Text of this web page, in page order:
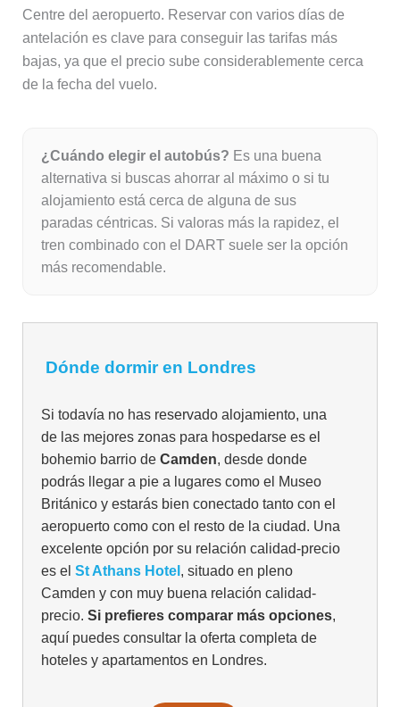
Centre del aeropuerto. Reservar con varios días de
antelación es clave para conseguir las tarifas más
bajas, ya que el precio sube considerablemente cerca
de la fecha del vuelo.
¿Cuándo elegir el autobús? Es una buena
alternativa si buscas ahorrar al máximo o si tu
alojamiento está cerca de alguna de sus
paradas céntricas. Si valoras más la rapidez, el
tren combinado con el DART suele ser la opción
más recomendable.
Dónde dormir en Londres
Si todavía no has reservado alojamiento, una
de las mejores zonas para hospedarse es el
bohemio barrio de Camden, desde donde
podrás llegar a pie a lugares como el Museo
Británico y estarás bien conectado tanto con el
aeropuerto como con el resto de la ciudad. Una
excelente opción por su relación calidad-precio
es el St Athans Hotel , situado en pleno
Camden y con muy buena relación calidad-
precio. Si prefieres comparar más opciones,
aquí puedes consultar la oferta completa de
hoteles y apartamentos en Londres.